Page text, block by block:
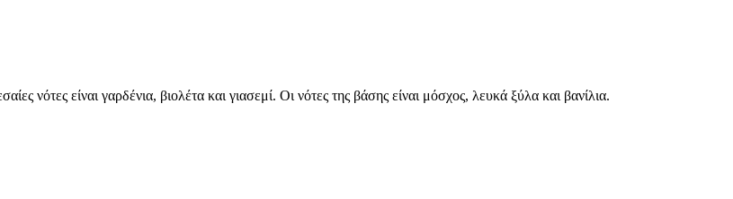
νότες είναι γαρδένια, βιολέτα και γιασεμί. Οι νότες της βάσης είναι μόσχος, λευκά ξύλα και βανίλια.